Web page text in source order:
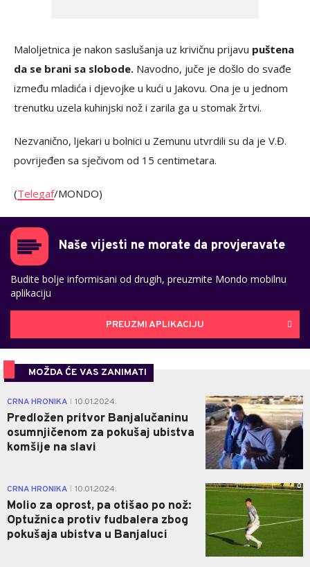
Maloljetnica je nakon saslušanja uz krivičnu prijavu puštena
da se brani sa slobode. Navodno, juče je došlo do svađe
između mladića i djevojke u kući u Jakovu. Ona je u jednom
trenutku uzela kuhinjski nož i zarila ga u stomak žrtvi.
Nezvanično, ljekari u bolnici u Zemunu utvrdili su da je V.Đ.
povrijeđen sa sječivom od 15 centimetara.
(Telegaf/MONDO)
Naše vijesti ne morate da provjeravate
Budite bolje informisani od drugih, preuzmite Mondo mobilnu
aplikaciju
PREUZMI APLIKACIJU
MOŽDA ĆE VAS ZANIMATI
CRNA HRONIKA 10.01.2024.
Predložen pritvor Banjalučaninu
osumnjičenom za pokušaj ubistva
komšije na slavi
0
CRNA HRONIKA 10.01.2024.
Molio za oprost, pa otišao po nož:
Optužnica protiv fudbalera zbog
pokušaja ubistva u Banjaluci
0